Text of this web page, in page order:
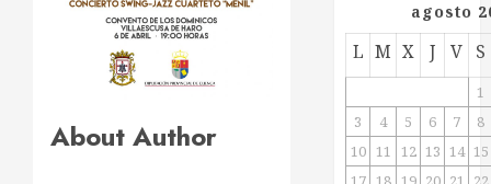
About Author
agosto
L M X J V S
1
3
4 5 6 7
8
10 11 12 13 14 15